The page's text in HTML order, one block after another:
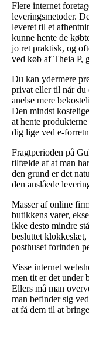
Flere internet
leveringsmetoder.
leveret til et
kunne hente de
jo ret praktisk, og
ved køb af Theia P,
Du kan ydermere
privat eller til når du
anelse mere
Den mindst
at hente
dig lige ved e-
Fragtperioden på
tilfælde af at man
den grund er det
den anslåede
Masser af online
butikkens varer,
ikke desto mindre
besluttet klokkeslæt,
posthuset forinden
Visse internet
men tit er det under
Ellers må man
man befinder sig
at få dem til at